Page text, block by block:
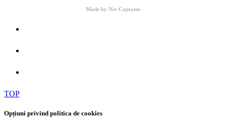
Made by Net Captains
TOP
Opțiuni privind politica de cookies